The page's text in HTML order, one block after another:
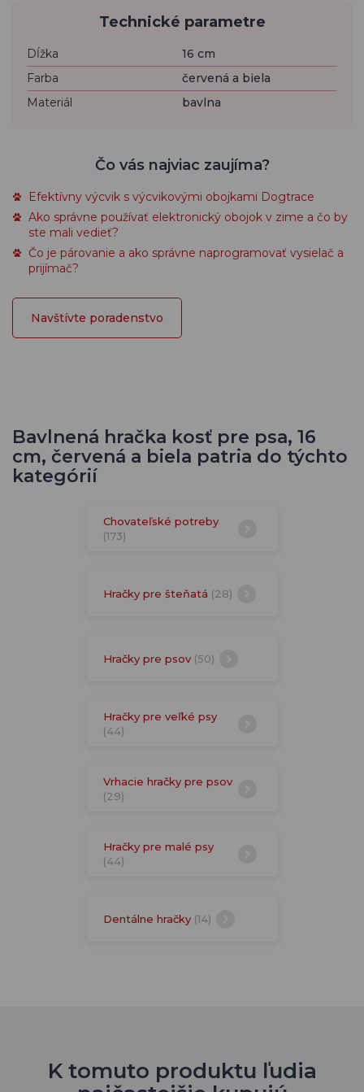
Technické parametre
Dĺžka
16 cm
Farba
červená a biela
Materiál
bavlna
Čo vás najviac zaujíma?
Efektívny výcvik s výcvikovými obojkami Dogtrace
Ako správne používať elektronický obojok v zime a čo by
ste mali vedieť?
Čo je párovanie a ako správne naprogramovať vysielač a
prijímač?
Navštívte poradenstvo
Bavlnená hračka kosť pre psa, 16
cm, červená a biela patria do týchto
kategórií
Chovateľské potreby
(173)
Hračky pre šteňatá (28)
Hračky pre psov (50)
Hračky pre veľké psy
(44)
Vrhacie hračky pre psov
(29)
Hračky pre malé psy
(44)
Dentálne hračky (14)
K tomuto produktu ľudia